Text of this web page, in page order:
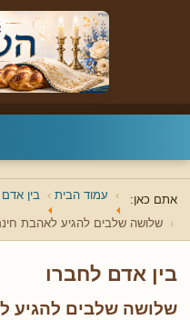
אתם כאן: עמוד הבית בין
שלושה שלבים להגיע לאהבת
בין אדם לחברו
שלושה שלבים להגיע